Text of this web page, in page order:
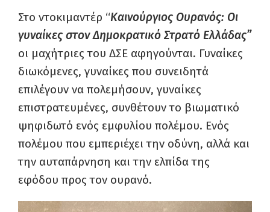
Στο ντοκιμαντέρ “Καινούργιος Ουρανός: Οι
γυναίκες στον Δημοκρατικό Στρατό Ελλάδας”
οι μαχήτριες του ΔΣΕ αφηγούνται. Γυναίκες
διωκόμενες, γυναίκες που συνειδητά
επιλέγουν να πολεμήσουν, γυναίκες
επιστρατευμένες, συνθέτουν το βιωματικό
ψηφιδωτό ενός εμφυλίου πολέμου. Ενός
πολέμου που εμπεριέχει την οδύνη, αλλά και
την αυταπάρνηση και την ελπίδα της
εφόδου προς τον ουρανό.